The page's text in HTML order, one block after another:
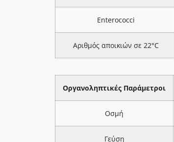
Enterococci
Αριθμός αποικιών σε 22°C
Οργανοληπτικές Παράμετροι
Οσμή
Γεύση